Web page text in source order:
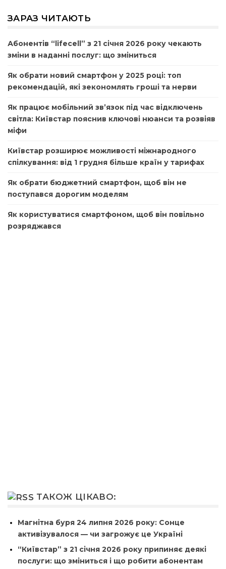
ЗАРАЗ ЧИТАЮТЬ
Абонентів “lifecell” з 21 січня 2026 року чекають
зміни в наданні послуг: що зміниться
Як обрати новий смартфон у 2025 році: топ
рекомендацій, які зекономлять гроші та нерви
Як працює мобільний зв’язок під час відключень
світла: Київстар пояснив ключові нюанси та розвіяв
міфи
Київстар розширює можливості міжнародного
спілкування: від 1 грудня більше країн у тарифах
Як обрати бюджетний смартфон, щоб він не
поступався дорогим моделям
Як користуватися смартфоном, щоб він повільно
розряджався
ТАКОЖ ЦІКАВО:
Магнітна буря 24 липня 2026 року: Сонце
активізувалося — чи загрожує це Україні
“Київстар” з 21 січня 2026 року припиняє деякі
послуги: що зміниться і що робити абонентам